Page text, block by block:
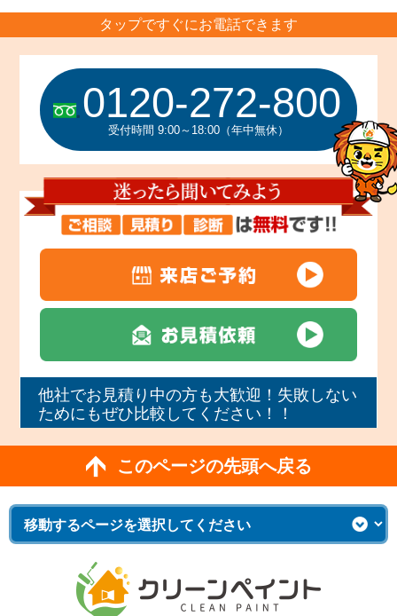
タップですぐにお電話できます
0120-272-800
受付時間 9:00～18:00（年中無休）
他社でお見積り中の方も大歓迎！失敗しない
ためにもぜひ比較してください！！
このページの先頭へ戻る